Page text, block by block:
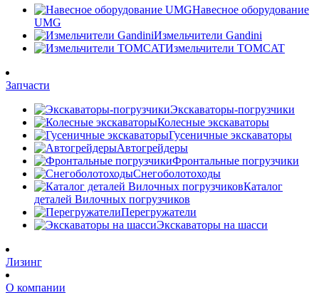
Навесное оборудование
UMG
Измельчители Gandini
Измельчители TOMCAT
Запчасти
Экскаваторы-погрузчики
Колесные экскаваторы
Гусеничные экскаваторы
Автогрейдеры
Фронтальные погрузчики
Снегоболотоходы
Каталог
деталей Вилочных погрузчиков
Перегружатели
Экскаваторы на шасси
Лизинг
О компании